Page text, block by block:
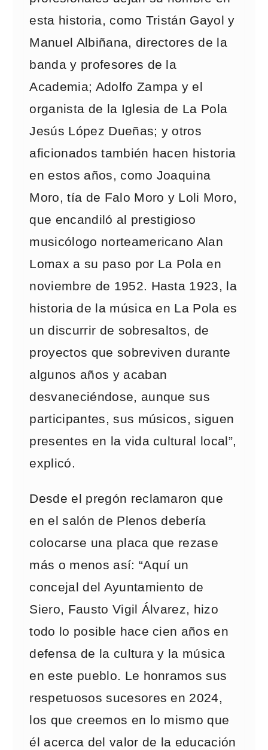
esta historia, como Tristán Gayol y
Manuel Albiñana, directores de la
banda y profesores de la
Academia; Adolfo Zampa y el
organista de la Iglesia de La Pola
Jesús López Dueñas; y otros
aficionados también hacen historia
en estos años, como Joaquina
Moro, tía de Falo Moro y Loli Moro,
que encandiló al prestigioso
musicólogo norteamericano Alan
Lomax a su paso por La Pola en
noviembre de 1952. Hasta 1923, la
historia de la música en La Pola es
un discurrir de sobresaltos, de
proyectos que sobreviven durante
algunos años y acaban
desvaneciéndose, aunque sus
participantes, sus músicos, siguen
presentes en la vida cultural local”,
explicó.
Desde el pregón reclamaron que
en el salón de Plenos debería
colocarse una placa que rezase
más o menos así: “Aquí un
concejal del Ayuntamiento de
Siero, Fausto Vigil Álvarez, hizo
todo lo posible hace cien años en
defensa de la cultura y la música
en este pueblo. Le honramos sus
respetuosos sucesores en 2024,
los que creemos en lo mismo que
él acerca del valor de la educación